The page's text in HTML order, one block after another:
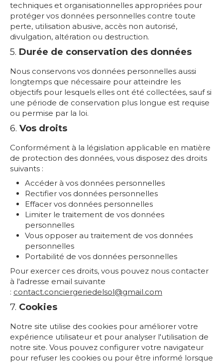
techniques et organisationnelles appropriées pour
protéger vos données personnelles contre toute
perte, utilisation abusive, accès non autorisé,
divulgation, altération ou destruction.
5. Durée de conservation des données
Nous conservons vos données personnelles aussi
longtemps que nécessaire pour atteindre les
objectifs pour lesquels elles ont été collectées, sauf si
une période de conservation plus longue est requise
ou permise par la loi.
6. Vos droits
Conformément à la législation applicable en matière
de protection des données, vous disposez des droits
suivants :
Accéder à vos données personnelles
Rectifier vos données personnelles
Effacer vos données personnelles
Limiter le traitement de vos données
personnelles
Vous opposer au traitement de vos données
personnelles
Portabilité de vos données personnelles
Pour exercer ces droits, vous pouvez nous contacter
à l'adresse email suivante
: contact.conciergeriedelsol@gmail.com
7. Cookies
Notre site utilise des cookies pour améliorer votre
expérience utilisateur et pour analyser l'utilisation de
notre site. Vous pouvez configurer votre navigateur
pour refuser les cookies ou pour être informé lorsque